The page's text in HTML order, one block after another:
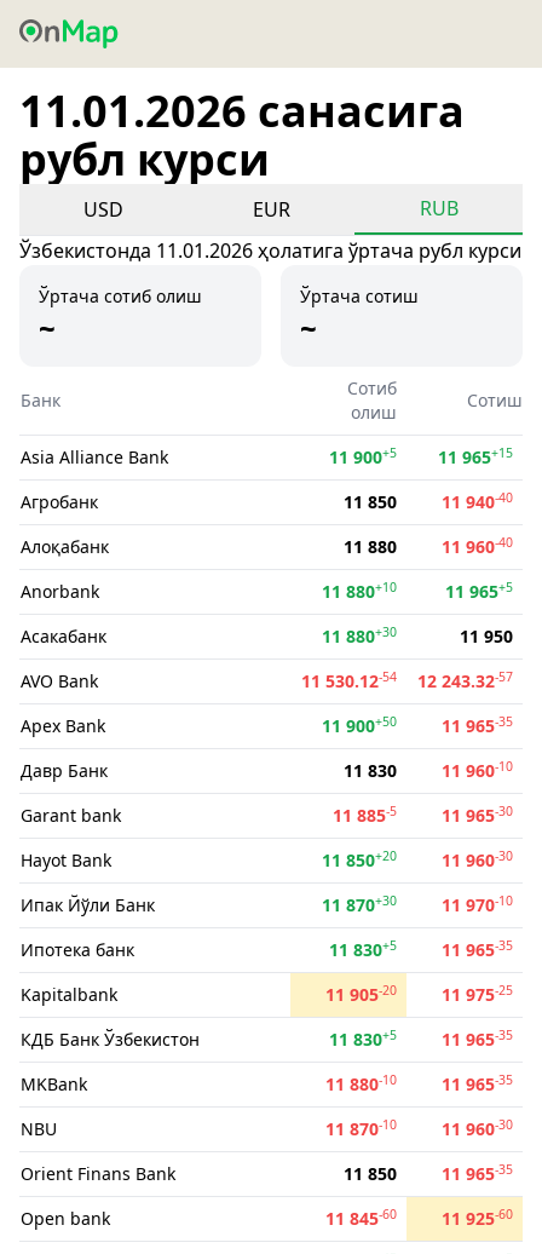
11.01.2026 санасига
рубл курси
USD EUR
RUB
Ўзбекистонда 11.01.2026 ҳолатига ўртача рубл курси
Ўртача сотиб олиш
~
Ўртача сотиш
~
Банк
Сотиб
олиш
Сотиш
Asia Alliance Bank 11 900+5 11 965+15
Агробанк 11 850 11 940-40
Алоқабанк 11 880 11 960-40
Anorbank 11 880+10 11 965+5
Асакабанк 11 880+30
11 950
AVO Bank
11 530.12-54 12 243.32-57
Apex Bank 11 900+50 11 965-35
Давр Банк 11 830 11 960-10
Garant bank 11 885-5 11 965-30
Hayot Bank 11 850+20 11 960-30
Ипак Йўли Банк 11 870+30 11 970-10
Ипотека банк 11 830+5 11 965-35
Kapitalbank 11 905-20 11 975-25
КДБ Банк Ўзбекистон 11 830+5 11 965-35
MKBank 11 880-10 11 965-35
NBU 11 870-10 11 960-30
Orient Finans Bank 11 850 11 965-35
Open bank 11 845-60 11 925-60